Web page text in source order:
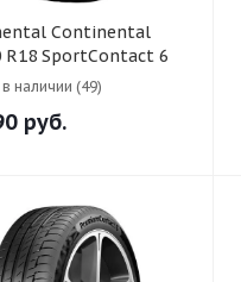
R18 SportContact 6
в наличии (49)
руб.